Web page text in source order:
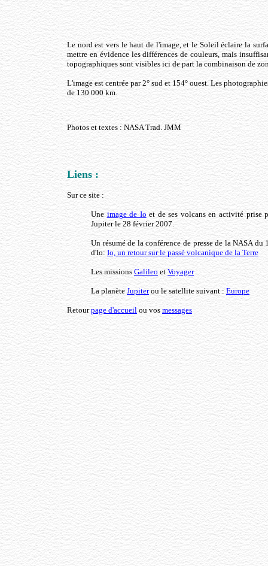
Le nord est vers le haut de l'image, et le Soleil éclaire la
mettre en évidence les différences de couleurs, mais
topographiques sont visibles ici de part la combinaison de
L'image est centrée par 2° sud et 154° ouest. Les
de 130 000 km.
Photos et textes : NASA Trad. JMM
Liens :
Sur ce site :
Une image de Io et de ses volcans en activité prise
Jupiter le 28 février 2007.
Un résumé de la conférence de presse de la NASA
d'Io: Io, un retour sur le passé volcanique de la Terre
Les missions Galileo et Voyager
La planèteJupiterou le satellite suivant : Europe
Retourpage d'accueil ou vos messages